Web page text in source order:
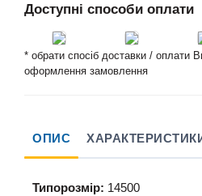
Доступні способи оплати
* обрати спосіб доставки / оплати
оформлення замовлення
ОПИС
Типорозмір: 14500